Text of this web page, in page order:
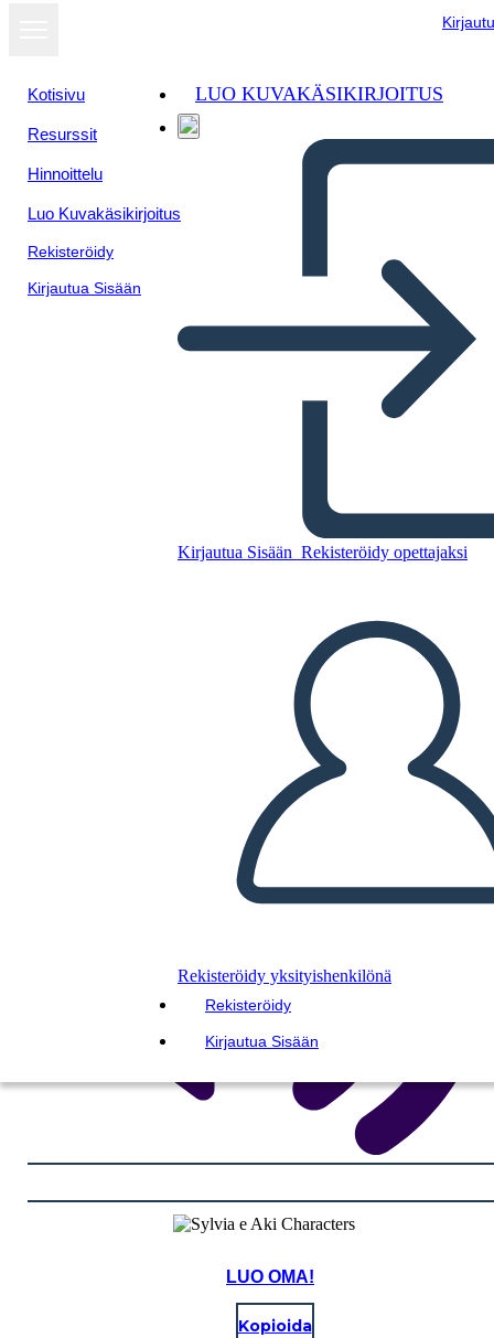
Kotisivu
Resurssit
Hinnoittelu
Luo Kuvakäsikirjoitus
Rekisteröidy
Kirjautua Sisään
LUO KUVAKÄSIKIRJOITUS
Kirjautua Sisään Rekisteröidy opettajaksi
Rekisteröidy yksityishenkilönä
Rekisteröidy
Kirjautua Sisään
Sylvia e Aki Characters
LUO KUVAKÄSIKIRJOITUS
TOISTA DIAESITYS
LUE MINULLE
LUO OMA!
Kopioida